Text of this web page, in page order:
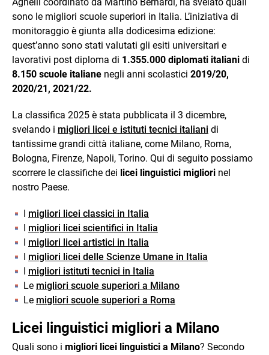
sono le migliori scuole superiori in Italia. L’iniziativa di
monitoraggio è giunta alla dodicesima edizione:
quest’anno sono stati valutati gli esiti universitari e
lavorativi post diploma di 1.355.000 diplomati italiani di
8.150 scuole italiane negli anni scolastici 2019/20,
2020/21, 2021/22.
La classifica 2025 è stata pubblicata il 3 dicembre,
svelando i migliori licei e istituti tecnici italiani di
tantissime grandi città italiane, come Milano, Roma,
Bologna, Firenze, Napoli, Torino. Qui di seguito possiamo
scorrere le classifiche dei licei linguistici migliori nel
nostro Paese.
I migliori licei classici in Italia
I migliori licei scientifici in Italia
I migliori licei artistici in Italia
I migliori licei delle Scienze Umane in Italia
I migliori istituti tecnici in Italia
Le migliori scuole superiori a Milano
Le migliori scuole superiori a Roma
Licei linguistici migliori a Milano
Quali sono i migliori licei linguistici a Milano? Secondo